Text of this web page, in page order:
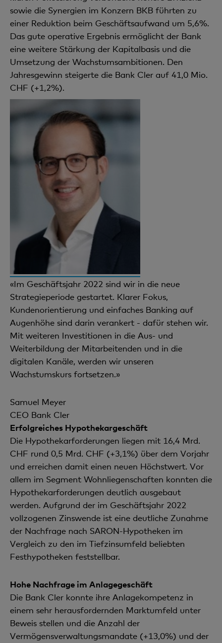
sowie die Synergien im Konzern BKB führten zu
einer Reduktion beim Geschäftsaufwand um 5,6%.
Das gute operative Ergebnis ermöglicht der Bank
eine weitere Stärkung der Kapitalbasis und die
Umsetzung der Wachstumsambitionen. Den
Jahresgewinn steigerte die Bank Cler auf 41,0 Mio.
CHF (+1,2%).
«Im Geschäftsjahr 2022 sind wir in die neue
Strategieperiode gestartet. Klarer Fokus,
Kundenorientierung und einfaches Banking auf
Augenhöhe sind darin verankert - dafür stehen wir.
Mit weiteren Investitionen in die Aus- und
Weiterbildung der Mitarbeitenden und in die
digitalen Kanäle, werden wir unseren
Wachstumskurs fortsetzen.»
Samuel Meyer
CEO Bank Cler
Erfolgreiches Hypothekargeschäft
Die Hypothekarforderungen liegen mit 16,4 Mrd.
CHF rund 0,5 Mrd. CHF (+3,1%) über dem Vorjahr
und erreichen damit einen neuen Höchstwert. Vor
allem im Segment Wohnliegenschaften konnten die
Hypothekarforderungen deutlich ausgebaut
werden. Aufgrund der im Geschäftsjahr 2022
vollzogenen Zinswende ist eine deutliche Zunahme
der Nachfrage nach SARON-Hypotheken im
Vergleich zu den im Tiefzinsumfeld beliebten
Festhypotheken feststellbar.
Hohe Nachfrage im Anlagegeschäft
Die Bank Cler konnte ihre Anlagekompetenz in
einem sehr herausfordernden Marktumfeld unter
Beweis stellen und die Anzahl der
Vermögensverwaltungsmandate (+13,0%) und der